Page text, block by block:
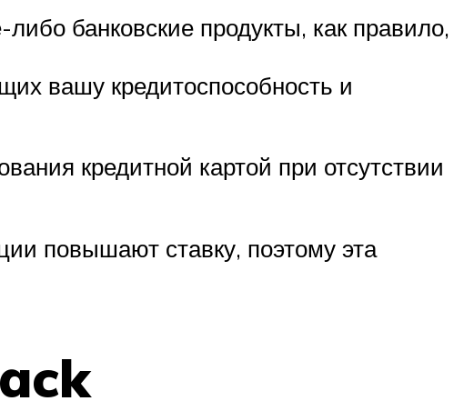
банковские продукты, как правило,
вашу кредитоспособность и
кредитной картой при отсутствии
повышают ставку, поэтому эта